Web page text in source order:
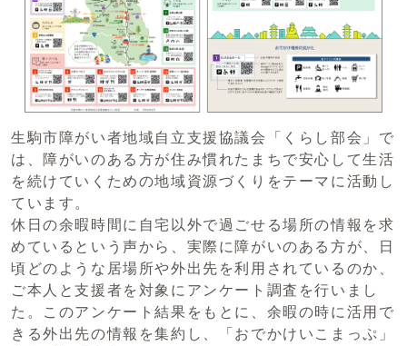
生駒市障がい者地域自立支援協議会「くらし部会」で
は、障がいのある方が住み慣れたまちで安心して生活
を続けていくための地域資源づくりをテーマに活動し
ています。
休日の余暇時間に自宅以外で過ごせる場所の情報を求
めているという声から、実際に障がいのある方が、日
頃どのような居場所や外出先を利用されているのか、
ご本人と支援者を対象にアンケート調査を行いまし
た。このアンケート結果をもとに、余暇の時に活用で
きる外出先の情報を集約し、「おでかけいこまっぷ」